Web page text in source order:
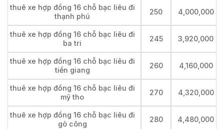
thuê xe hợp đồng 16 chỗ bạc liêu đi
thạnh phú
250 4,000,000
thuê xe hợp đồng 16 chỗ bạc liêu đi
ba tri
245 3,920,000
thuê xe hợp đồng 16 chỗ bạc liêu đi
tiền giang
260 4,160,000
thuê xe hợp đồng 16 chỗ bạc liêu đi
mỹ tho
270 4,320,000
thuê xe hợp đồng 16 chỗ bạc liêu đi
gò công
280 4,480,000